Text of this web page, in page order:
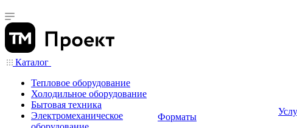
Каталог
Тепловое оборудование
Холодильное оборудование
Бытовая техника
Электромеханическое
Форматы